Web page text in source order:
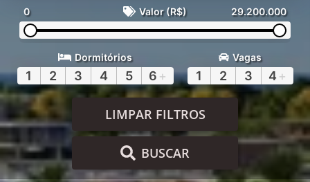
0 Valor (R$) 29.200.000
Dormitórios
1 2 3 4 5 6 +
Vagas
1 2 3 4 +
LIMPAR FILTROS
BUSCAR